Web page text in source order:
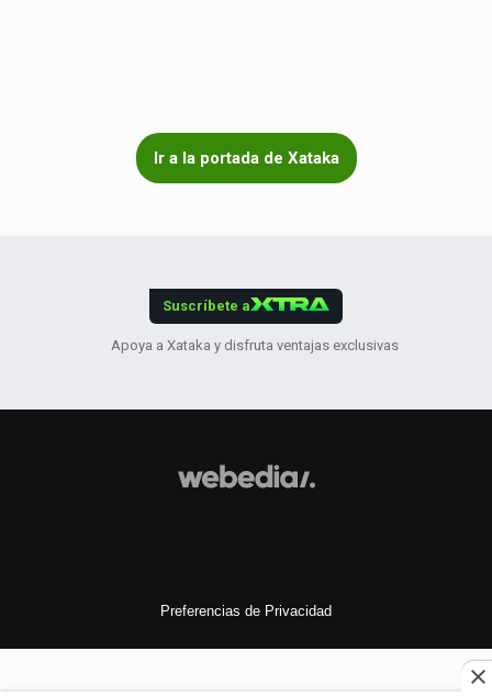
Ir a la portada de Xataka
Suscríbete a
Apoya a Xataka y disfruta ventajas exclusivas
Preferencias de Privacidad